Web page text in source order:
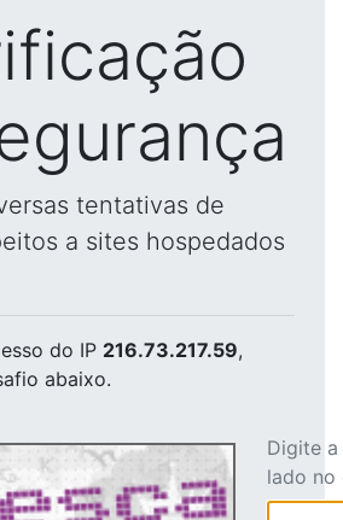
tentativas de
a sites hospedados
do IP 216.73.217.59,
abaixo.
Digite
lado no